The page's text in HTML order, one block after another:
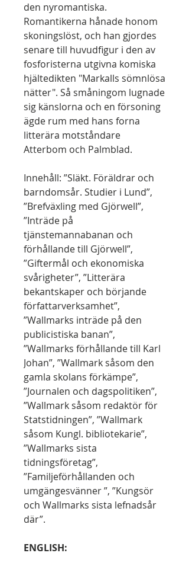
den nyromantiska.
Romantikerna hånade honom
skoningslöst, och han gjordes
senare till huvudfigur i den av
fosforisterna utgivna komiska
hjältedikten "Markalls sömnlösa
nätter". Så småningom lugnade
sig känslorna och en försoning
ägde rum med hans forna
litterära motståndare
Atterbom och Palmblad.
Innehåll: ”Släkt. Föräldrar och
barndomsår. Studier i Lund”,
”Brefväxling med Gjörwell”,
”Inträde på
tjänstemannabanan och
förhållande till Gjörwell”,
”Giftermål och ekonomiska
svårigheter”, ”Litterära
bekantskaper och börjande
författarverksamhet”,
”Wallmarks inträde på den
publicistiska banan”,
”Wallmarks förhållande till Karl
Johan”, ”Wallmark såsom den
gamla skolans förkämpe”,
”Journalen och dagspolitiken”,
”Wallmark såsom redaktör för
Statstidningen”, ”Wallmark
såsom Kungl. bibliotekarie”,
”Wallmarks sista
tidningsföretag”,
”Familjeförhållanden och
umgängesvänner ”, ”Kungsör
och Wallmarks sista lefnadsår
där”.
ENGLISH: